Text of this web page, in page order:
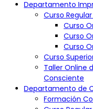
Cookies y Tecnologías
El sitio puede utilizar
mejorar la experiencia
preferencias de cookies
Seguridad de la
Se implementan
información del usuario.
través de Internet no
segura.
Divulgación de
Departamento
Curso
Curso
Curso
Curso
Curso
Taller Online
Consciente
Departamento de
Formación